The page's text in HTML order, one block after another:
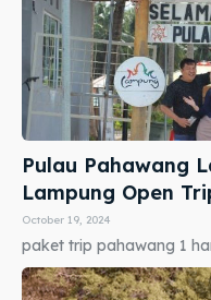
Pulau Pahawang
Lampung Open
October 19, 2024
paket trip pahawang 1